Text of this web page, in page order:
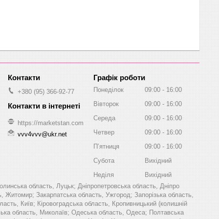
+380 (95) 366-92-77
https://marketstan.com
vvv4vvv@ukr.net
Графік роботи
Понеділок 09:00
16:00
Вівторок
09:00
16:00
Середа
09:00
16:00
Четвер
09:00
16:00
Пʼятниця
09:00
16:00
Субота
Вихідний
Неділя
Вихідний
область, Луцьк; Дніпропетровська область, Дніпро
Житомир; Закарпатська область, Ужгород; Запорізька область,
Київ; Кіровоградська область, Кропивницький (колишній
область, Миколаїв; Одеська область, Одеса; Полтавська